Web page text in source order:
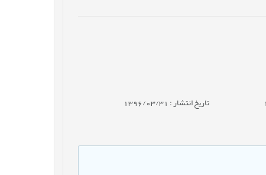
تاریخ انتشار : 1396/03/31